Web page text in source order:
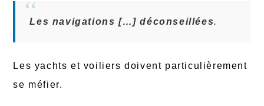
Les navigations […] déconseillées.
Les yachts et voiliers doivent particulièrement
se méfier.